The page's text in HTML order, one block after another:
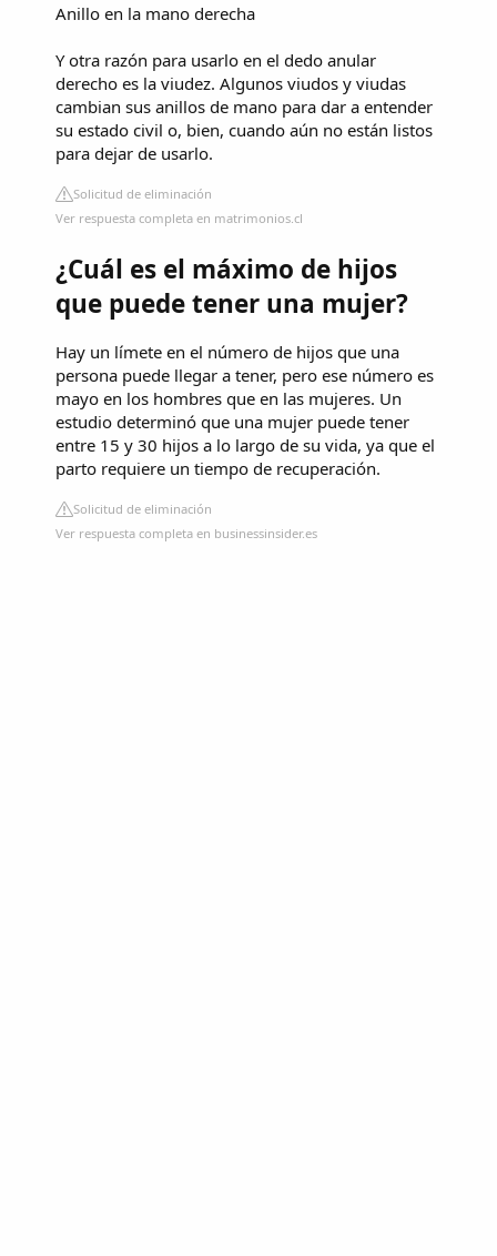
Anillo en la mano derecha
Y otra razón para usarlo en el dedo anular
derecho es la viudez. Algunos viudos y viudas
cambian sus anillos de mano para dar a entender
su estado civil o, bien, cuando aún no están listos
para dejar de usarlo.
Solicitud de eliminación
Ver respuesta completa en matrimonios.cl
¿Cuál es el máximo de hijos
que puede tener una mujer?
Hay un límete en el número de hijos que una
persona puede llegar a tener, pero ese número es
mayo en los hombres que en las mujeres. Un
estudio determinó que una mujer puede tener
entre 15 y 30 hijos a lo largo de su vida, ya que el
parto requiere un tiempo de recuperación.
Solicitud de eliminación
Ver respuesta completa en businessinsider.es